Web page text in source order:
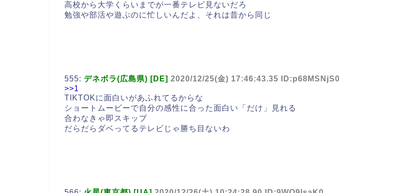
高校から大学くらいまでが一番テレビ見ないだろ
勉強や部活や遊ぶのに忙しいんだよ、それは昔から同じ
555: デネボラ(広島県) [DE] 2020/12/25(金) 17:46:43.35 ID:p68MSNjS0
>>1
TIKTOKに面白いがあふれてるからな
ショートムービーで自分の感性に合った面白い「だけ」見れる
合わなきゃ即スキップ
だらだらダベってるテレビじゃ勝ち目ないわ